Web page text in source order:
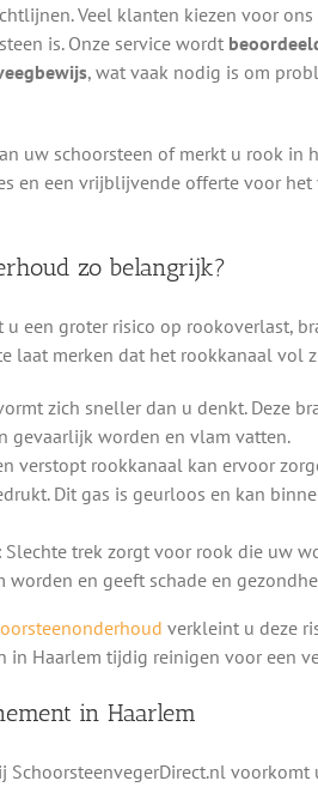
Veel klanten kiezen voor
is. Onze service wordt
, wat vaak nodig is om
uw schoorsteen of merkt u rook in
en een vrijblijvende offerte voor
zo belangrijk?
een groter risico op rookoverlast,
laat merken dat het rookkanaal vol
zich sneller dan u denkt. Deze
gevaarlijk worden en vlam vatten.
verstopt rookkanaal kan ervoor
Dit gas is geurloos en kan
Slechte trek zorgt voor rook die uw
en geeft schade en
verkleint u deze
in Haarlem tijdig reinigen voor een
in Haarlem